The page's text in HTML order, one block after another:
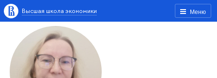
Меню
Высшая школа экономики